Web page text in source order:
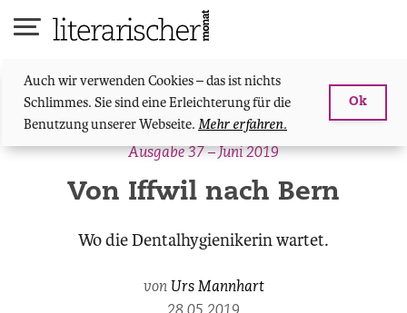
Auch wir verwenden Cookies – das ist nichts
Schlimmes. Sie sind eine Erleichterung für die
Benutzung unserer Webseite. Mehr erfahren.
Ok
Kolumne: Kraut & rüber
Ausgabe 37 – Juni 2019
Von Iffwil nach Bern
Wo die Dentalhygienikerin wartet.
von Urs Mannhart